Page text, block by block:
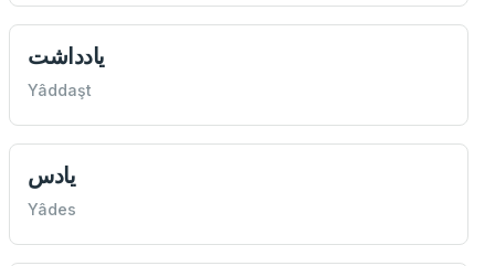
يادداشت
Yâddaşt
يادس
Yâdes